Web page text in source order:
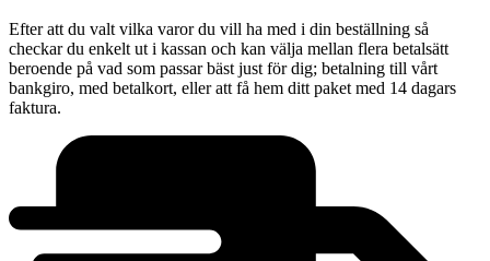
Efter att du valt vilka varor du vill ha med i din beställning så
checkar du enkelt ut i kassan och kan välja mellan flera betalsätt
beroende på vad som passar bäst just för dig; betalning till vårt
bankgiro, med betalkort, eller att få hem ditt paket med 14 dagars
faktura.